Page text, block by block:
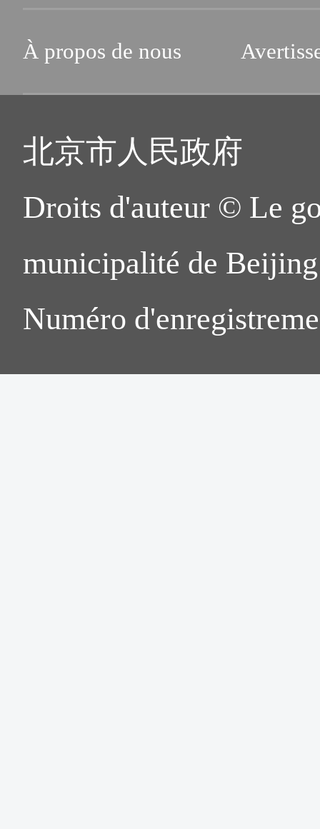
À propos de nous
北京市人民政府
Droits d'auteur © Le
municipalité de
Numéro